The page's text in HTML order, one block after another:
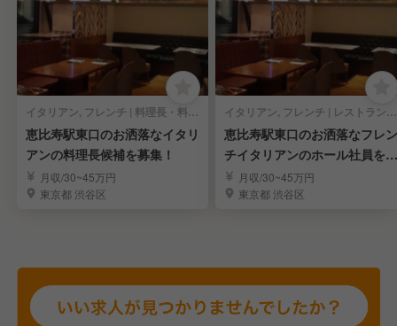
イタリアン, フレンチ | 料理長・料理長候補
恵比寿駅東口のお洒落なイタリ
アンの料理長候補を募集！
月収/30~45万円
東京都 渋谷区
イタリアン, フレンチ | レストランサービス・ホールスタッフ
恵比寿駅東口のお洒落なフレン
チイタリアンのホール社員を募
集！月収/30~45万円
東京都 渋谷区